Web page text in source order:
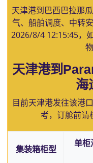
天津港到巴西巴拉那
气、船舶调度、中转
2026/8/4 12:15:45，
天津港到
海
目前天津港发往该港
考，订舱前请
集装箱柜型
单柜